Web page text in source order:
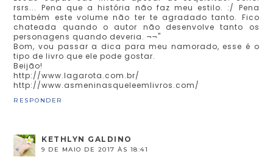
rsrs... Pena que a história não faz meu estilo. :/ Pena
também este volume não ter te agradado tanto. Fico
chateada quando o autor não desenvolve tanto os
personagens quando deveria. ¬¬"
Bom, vou passar a dica para meu namorado, esse é o
tipo de livro que ele pode gostar.
Beijão!
http://www.lagarota.com.br/
http://www.asmeninasqueleemlivros.com/
RESPONDER
KETHLYN GALDINO
9 DE MAIO DE 2017 ÀS 18:41